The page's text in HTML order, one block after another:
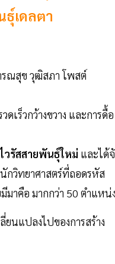
เดลตา
รณสุข วุฒิสภา โพสต์
เร็วกว้างขวาง และการดื้อ
ไวรัสสายพันธุ์ใหม่ และได้
กวิทยาศาสตร์ที่ถอดรหัส
มาคือ มากกว่า 50 ตำแหน่
นแปลงไปของการสร้าง